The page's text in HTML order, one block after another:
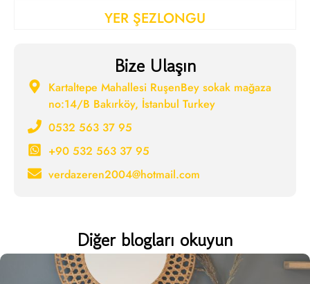
YER ŞEZLONGU
Bize Ulaşın
Kartaltepe Mahallesi RuşenBey sokak mağaza
no:14/B Bakırköy, İstanbul Turkey
0532 563 37 95
+90 532 563 37 95
verdazeren2004@hotmail.com
Diğer blogları okuyun